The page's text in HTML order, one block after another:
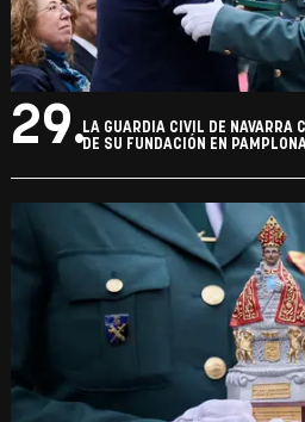
29.LA GUARDIA CIVIL DE NAVARRA
DE SU FUNDACIÓN EN